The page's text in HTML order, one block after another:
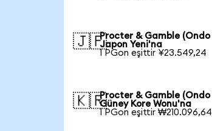
🇯🇵Procter & Gamble
Japon Yeni'na
1 PGon eşittir ¥23.549,24
🇰🇷Procter & Gamble
Güney Kore Wonu'na
1 PGon eşittir ₩210.096,64